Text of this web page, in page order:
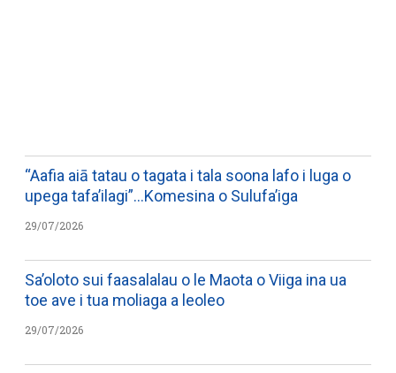
“Aafia aiā tatau o tagata i tala soona lafo i luga o
upega tafa’ilagi”…Komesina o Sulufa’iga
29/07/2026
Sa’oloto sui faasalalau o le Maota o Viiga ina ua
toe ave i tua moliaga a leoleo
29/07/2026